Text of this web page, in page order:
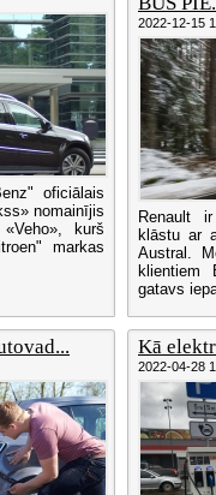
oficiālais
nomainījis
kurš
markas
2022-12-15
Renault
klāstu ar
Austral.
klientiem
gatavs
Kā
2022-04-28